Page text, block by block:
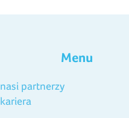
Menu
nasi partnerzy
kariera